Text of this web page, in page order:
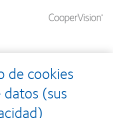
tu
de cookies
(sus